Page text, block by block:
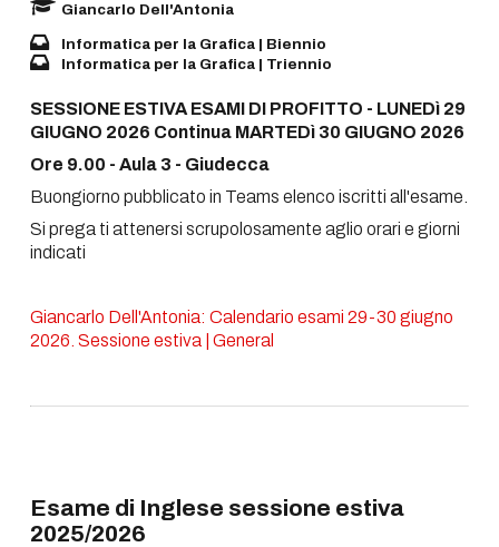
Giancarlo Dell'Antonia
Informatica per la Grafica | Biennio
Informatica per la Grafica | Triennio
SESSIONE ESTIVA ESAMI DI PROFITTO - LUNEDì 29
GIUGNO 2026 Continua MARTEDì 30 GIUGNO 2026
Ore 9.00 - Aula 3 - Giudecca
Buongiorno pubblicato in Teams elenco iscritti all'esame.
Si prega ti attenersi scrupolosamente aglio orari e giorni
indicati
Giancarlo Dell'Antonia: Calendario esami 29-30 giugno
2026. Sessione estiva | General
Esame di Inglese sessione estiva
2025/2026